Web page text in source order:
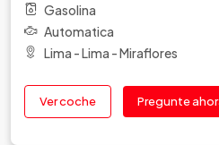
Gasolina
Automatica
Lima - Lima - Miraflores
Ver coche Pregunte